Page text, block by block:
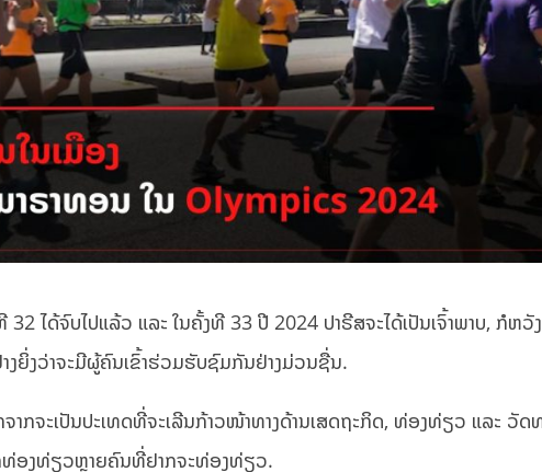
ໄດ້ຈົບໄປແລ້ວ ແລະ ໃນຄັ້ງທີ 33 ປີ 2024 ປາຣີສຈະໄດ້ເປັນເຈົ້າພາບ, ກໍຫວັງ
ຍິ່ງວ່າຈະມີຜູ້ຄົນເຂົ້າຮ່ວມຮັບຊົມກັນຢ່າງມ່ວນຊື່ນ.
າກຈະເປັນປະເທດທີ່ຈະເລີນກ້າວໜ້າທາງດ້ານເສດຖະກິດ, ທ່ອງທ່ຽວ ແລະ ວັດ
ທ່ອງທ່ຽວຫຼາຍຄົນທີ່ຢາກຈະທ່ອງທ່ຽວ.